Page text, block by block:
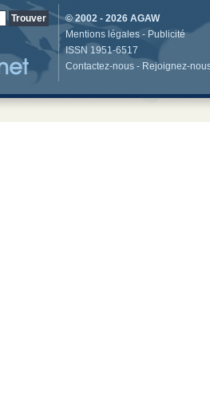
© 2002 - 2026 AGAW
Mentions légales - Publicité
ISSN 1951-6517
Contactez-nous - Rejoignez-